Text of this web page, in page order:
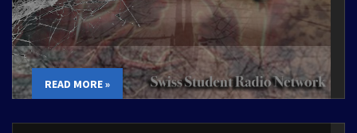
READ MORE »